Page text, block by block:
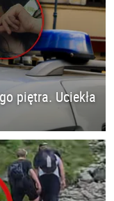
piętra. Uciekła